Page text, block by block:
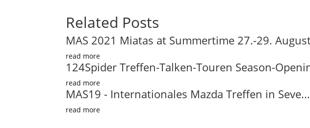
Related Posts
MAS 2021 Miatas at Summertime 27.-29.
read more
124Spider Treffen-Talken-Touren Season-
read more
MAS19 - Internationales Mazda Treffen in Seve...
read more